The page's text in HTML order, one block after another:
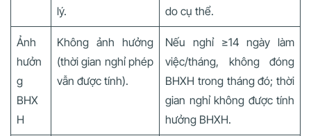
lý.
do cụ thể.
Ảnh
hưởn
g
BHX
H
Không ảnh hưởng
(thời gian nghỉ phép
vẫn được tính).
Nếu nghỉ ≥14 ngày làm
việc/tháng, không đóng
BHXH trong tháng đó; thời
gian nghỉ không được tính
hưởng BHXH.